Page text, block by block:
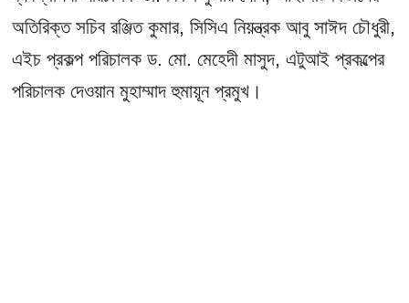
অতিরিক্ত সচিব রঞ্জিত কুমার, সিসিএ নিয়ন্ত্রক আবু সাঈদ চৌধুরী,
এইচ প্রকল্প পরিচালক ড. মো. মেহেদী মাসুদ, এটুআই প্রকল্পের
পরিচালক দেওয়ান মুহাম্মাদ হুমায়ূন প্রমুখ।